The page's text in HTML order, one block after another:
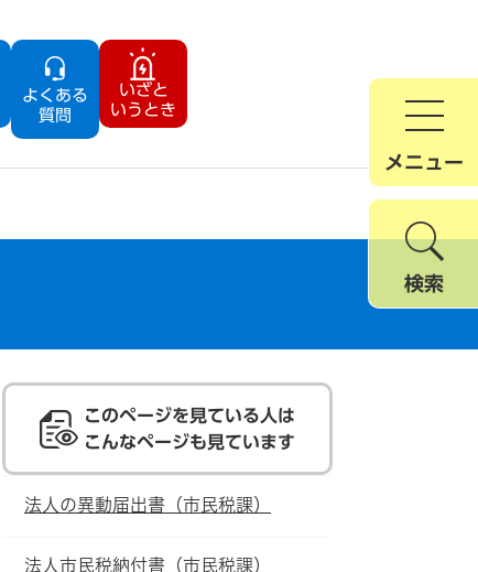
よくある
質問
いざと
いうとき
メニュー
検索
このページを見ている人は
こんなページも見ています
法人の異動届出書（市民税課）
法人市民税納付書（市民税課）